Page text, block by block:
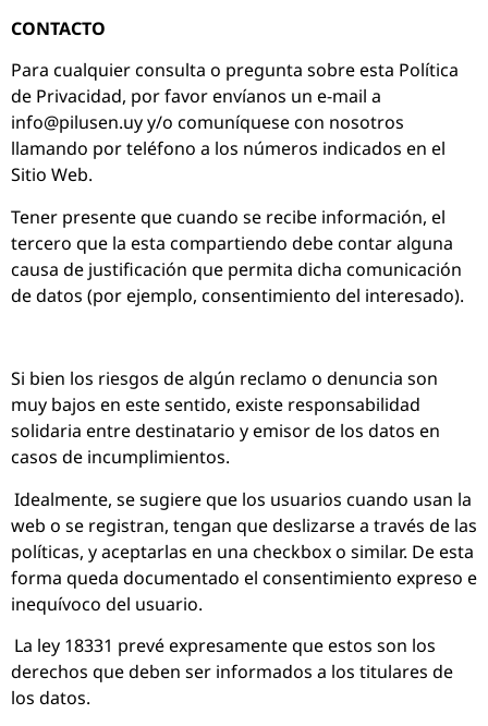
CONTACTO
Para cualquier consulta o pregunta sobre esta Política
de Privacidad, por favor envíanos un e-mail a
info@pilusen.uy y/o comuníquese con nosotros
llamando por teléfono a los números indicados en el
Sitio Web.
Tener presente que cuando se recibe información, el
tercero que la esta compartiendo debe contar alguna
causa de justificación que permita dicha comunicación
de datos (por ejemplo, consentimiento del interesado).
Si bien los riesgos de algún reclamo o denuncia son
muy bajos en este sentido, existe responsabilidad
solidaria entre destinatario y emisor de los datos en
casos de incumplimientos.
Idealmente, se sugiere que los usuarios cuando usan la
web o se registran, tengan que deslizarse a través de las
políticas, y aceptarlas en una checkbox o similar. De esta
forma queda documentado el consentimiento expreso e
inequívoco del usuario.
La ley 18331 prevé expresamente que estos son los
derechos que deben ser informados a los titulares de
los datos.